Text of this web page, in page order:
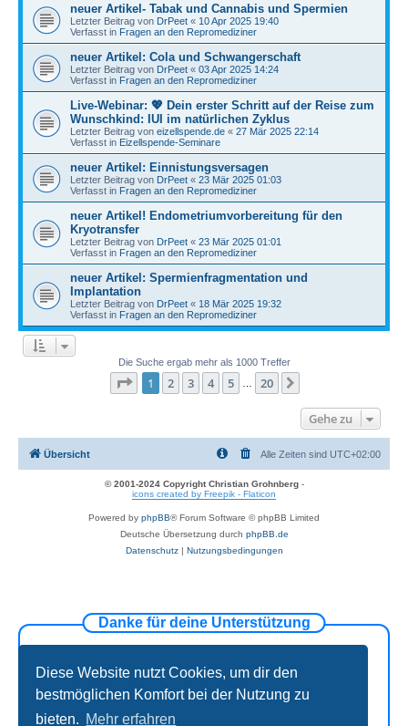
Diese Website nutzt Cookies, um dir den
bestmöglichen Komfort bei der Nutzung zu
bieten. Mehr erfahren
neuer Artikel- Tabak und Cannabis und Spermien
Letzter Beitrag von DrPeet « 10 Apr 2025 19:40
Verfasst in Fragen an den Repromediziner
neuer Artikel: Cola und Schwangerschaft
Letzter Beitrag von DrPeet « 03 Apr 2025 14:24
Verfasst in Fragen an den Repromediziner
Live-Webinar: 💖 Dein erster Schritt auf der Reise zum
Wunschkind: IUI im natürlichen Zyklus
Letzter Beitrag von eizellspende.de « 27 Mär 2025 22:14
Verfasst in Eizellspende-Seminare
neuer Artikel: Einnistungsversagen
Letzter Beitrag von DrPeet « 23 Mär 2025 01:03
Verfasst in Fragen an den Repromediziner
neuer Artikel! Endometriumvorbereitung für den
Kryotransfer
Letzter Beitrag von DrPeet « 23 Mär 2025 01:01
Verfasst in Fragen an den Repromediziner
neuer Artikel: Spermienfragmentation und
Implantation
Letzter Beitrag von DrPeet « 18 Mär 2025 19:32
Verfasst in Fragen an den Repromediziner
Die Suche ergab mehr als 1000 Treffer
Seite 1von 20
1 2 3 4 5 20
Gehe zu
Übersicht Alle Zeiten sind UTC+02:00
© 2001-2024 Copyright Christian Grohnberg-
icons created by Freepik - Flaticon
Powered by phpBB® Forum Software © phpBB Limited
Deutsche Übersetzung durch phpBB.de
Datenschutz| Nutzungsbedingungen
Danke für deine Unterstützung